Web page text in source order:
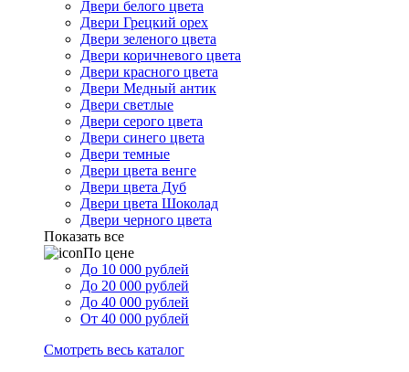
Двери белого цвета
Двери Грецкий орех
Двери зеленого цвета
Двери коричневого цвета
Двери красного цвета
Двери Медный антик
Двери светлые
Двери серого цвета
Двери синего цвета
Двери темные
Двери цвета венге
Двери цвета Дуб
Двери цвета Шоколад
Двери черного цвета
Показать все
По цене
До 10 000 рублей
До 20 000 рублей
До 40 000 рублей
От 40 000 рублей
Смотреть весь каталог